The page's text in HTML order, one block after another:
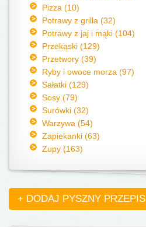
Pizza (10)
Potrawy z grilla (32)
Potrawy z jaj i mąki (104)
Przekąski (129)
Przetwory (39)
Ryby i owoce morza (97)
Sałatki (129)
Sosy (79)
Surówki (32)
Warzywa (54)
Zapiekanki (63)
Zupy (163)
+ DODAJ PYSZNY PRZEPIS